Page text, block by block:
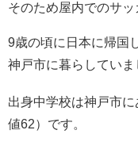
そのため屋内でのサッ
9歳の頃に日本に帰国
神戸市に暮らしていま
出身中学校は神戸市
値62）です。